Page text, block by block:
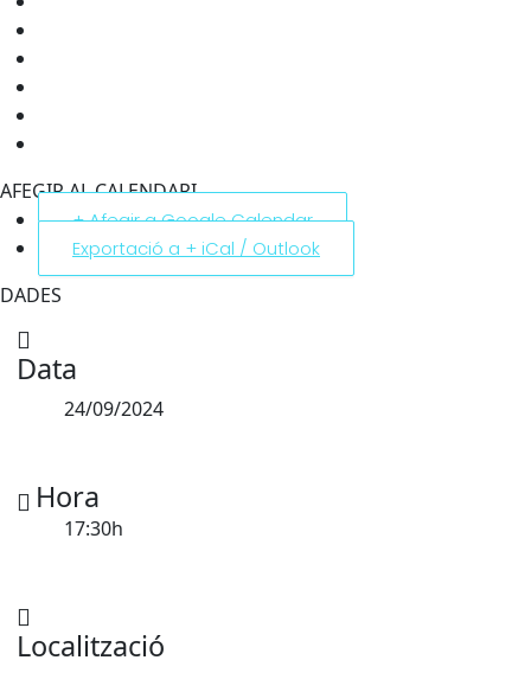
AFEGIR AL CALENDARI
+ Afegir a Google Calendar
Exportació a + iCal / Outlook
DADES
Data
24/09/2024
Hora
17:30h
Localització